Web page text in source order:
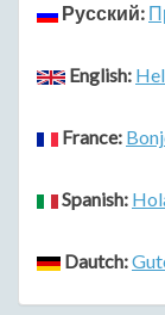
Русский:
English:
France:
Spanish:
Dautch: